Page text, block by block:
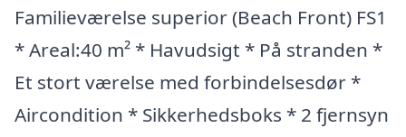
Familieværelse superior (Beach Front) FS1
* Areal:40 m² * Havudsigt * På stranden *
Et stort værelse med forbindelsesdør *
Aircondition * Sikkerhedsboks * 2 fjernsyn